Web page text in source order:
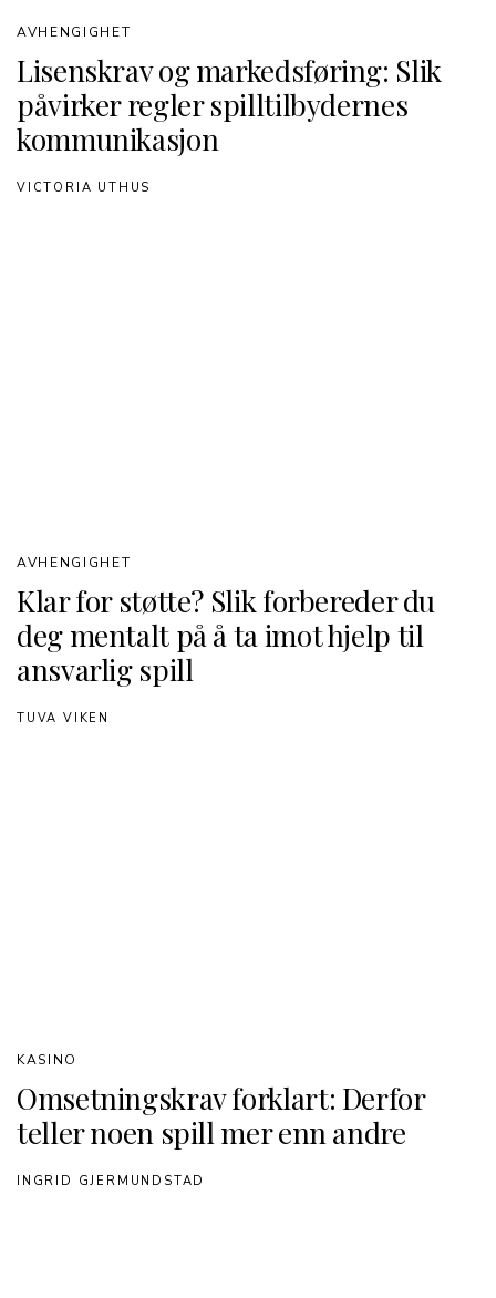
Lisenskrav og markedsføring: Slik
påvirker regler spilltilbydernes
kommunikasjon
AVHENGIGHET
VICTORIA UTHUS
Klar for støtte? Slik forbereder du
deg mentalt på å ta imot hjelp til
ansvarlig spill
AVHENGIGHET
TUVA VIKEN
Omsetningskrav forklart: Derfor
teller noen spill mer enn andre
KASINO
INGRID GJERMUNDSTAD